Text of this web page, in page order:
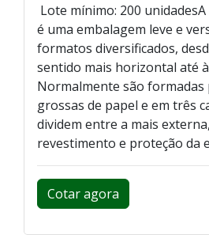
Lote mínimo: 200
é uma embalagem leve e
formatos diversificados,
sentido mais horizontal até
Normalmente são formadas
grossas de papel e em três
dividem entre a mais
revestimento e proteção da
Cotar agora